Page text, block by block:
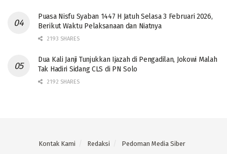
Puasa Nisfu Syaban 1447 H Jatuh Selasa 3 Februari 2026,
Berikut Waktu Pelaksanaan dan Niatnya
2193 SHARES
Dua Kali Janji Tunjukkan Ijazah di Pengadilan, Jokowi Malah
Tak Hadiri Sidang CLS di PN Solo
2192 SHARES
Kontak Kami Redaksi Pedoman Media Siber